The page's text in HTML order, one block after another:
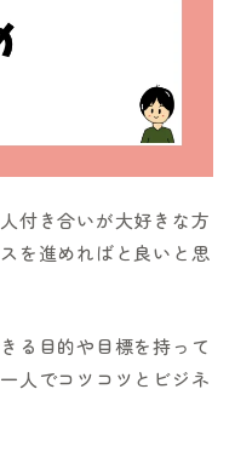
付き合いが大好きな方
を進めればと良いと思
る目的や目標を持って
人でコツコツとビジネ